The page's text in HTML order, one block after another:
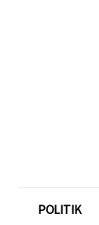
POLITIK